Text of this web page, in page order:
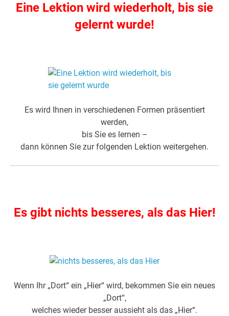
Eine Lektion wird wiederholt, bis sie
gelernt wurde!
Es wird Ihnen in verschiedenen Formen präsentiert
werden,
bis Sie es lernen –
dann können Sie zur folgenden Lektion weitergehen.
Es gibt nichts besseres, als das Hier!
Wenn Ihr „Dort“ ein „Hier“ wird, bekommen Sie ein neues
„Dort“,
welches wieder besser aussieht als das „Hier“.